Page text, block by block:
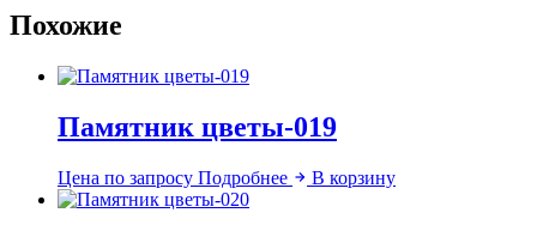
Похожие
Памятник цветы-019
Цена по запросу Подробнее В корзину